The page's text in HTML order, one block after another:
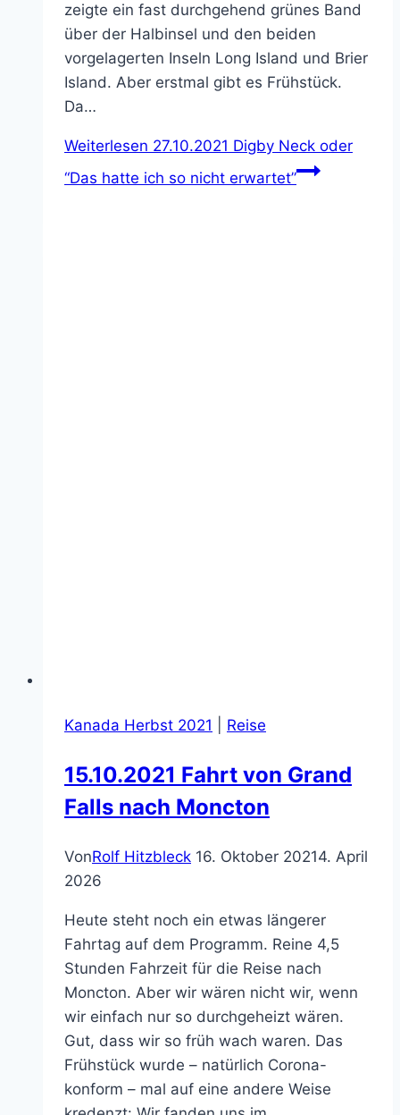
zeigte ein fast durchgehend grünes Band
über der Halbinsel und den beiden
vorgelagerten Inseln Long Island und Brier
Island. Aber erstmal gibt es Frühstück.
Da…
Weiterlesen 27.10.2021 Digby Neck oder
“Das hatte ich so nicht erwartet”
Kanada Herbst 2021 Reise
15.10.2021 Fahrt von Grand
Falls nach Moncton
VonRolf Hitzbleck 16. Oktober 20214. April
2026
Heute steht noch ein etwas längerer
Fahrtag auf dem Programm. Reine 4,5
Stunden Fahrzeit für die Reise nach
Moncton. Aber wir wären nicht wir, wenn
wir einfach nur so durchgeheizt wären.
Gut, dass wir so früh wach waren. Das
Frühstück wurde – natürlich Corona-
konform – mal auf eine andere Weise